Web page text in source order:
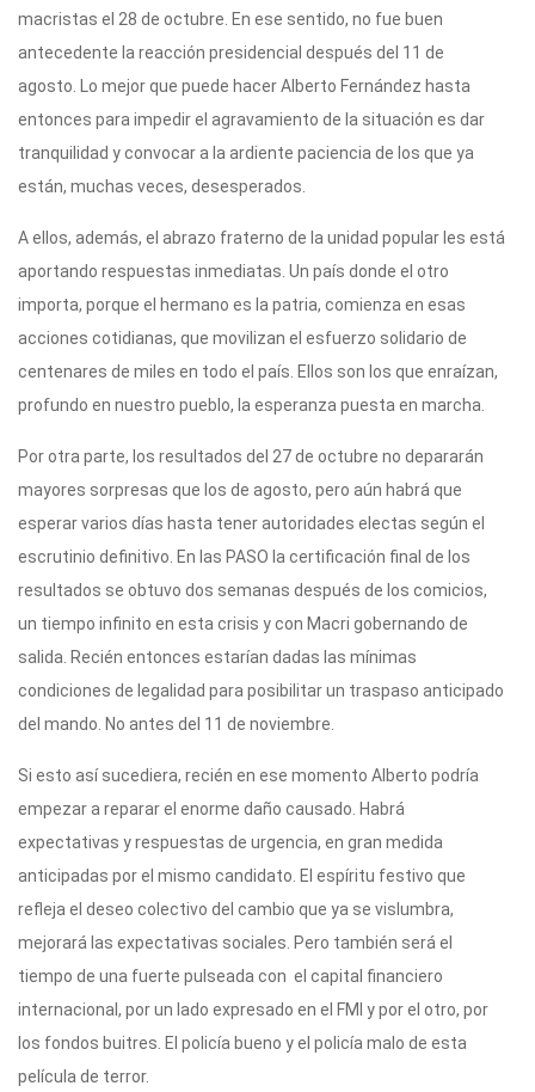
macristas el 28 de octubre. En ese sentido, no fue buen
antecedente la reacción presidencial después del 11 de
agosto. Lo mejor que puede hacer Alberto Fernández hasta
entonces para impedir el agravamiento de la situación es dar
tranquilidad y convocar a la ardiente paciencia de los que ya
están, muchas veces, desesperados.
A ellos, además, el abrazo fraterno de la unidad popular les está
aportando respuestas inmediatas. Un país donde el otro
importa, porque el hermano es la patria, comienza en esas
acciones cotidianas, que movilizan el esfuerzo solidario de
centenares de miles en todo el país. Ellos son los que enraízan,
profundo en nuestro pueblo, la esperanza puesta en marcha.
Por otra parte, los resultados del 27 de octubre no depararán
mayores sorpresas que los de agosto, pero aún habrá que
esperar varios días hasta tener autoridades electas según el
escrutinio definitivo. En las PASO la certificación final de los
resultados se obtuvo dos semanas después de los comicios,
un tiempo infinito en esta crisis y con Macri gobernando de
salida. Recién entonces estarían dadas las mínimas
condiciones de legalidad para posibilitar un traspaso anticipado
del mando. No antes del 11 de noviembre.
Si esto así sucediera, recién en ese momento Alberto podría
empezar a reparar el enorme daño causado. Habrá
expectativas y respuestas de urgencia, en gran medida
anticipadas por el mismo candidato. El espíritu festivo que
refleja el deseo colectivo del cambio que ya se vislumbra,
mejorará las expectativas sociales. Pero también será el
tiempo de una fuerte pulseada con el capital financiero
internacional, por un lado expresado en el FMI y por el otro, por
los fondos buitres. El policía bueno y el policía malo de esta
película de terror.